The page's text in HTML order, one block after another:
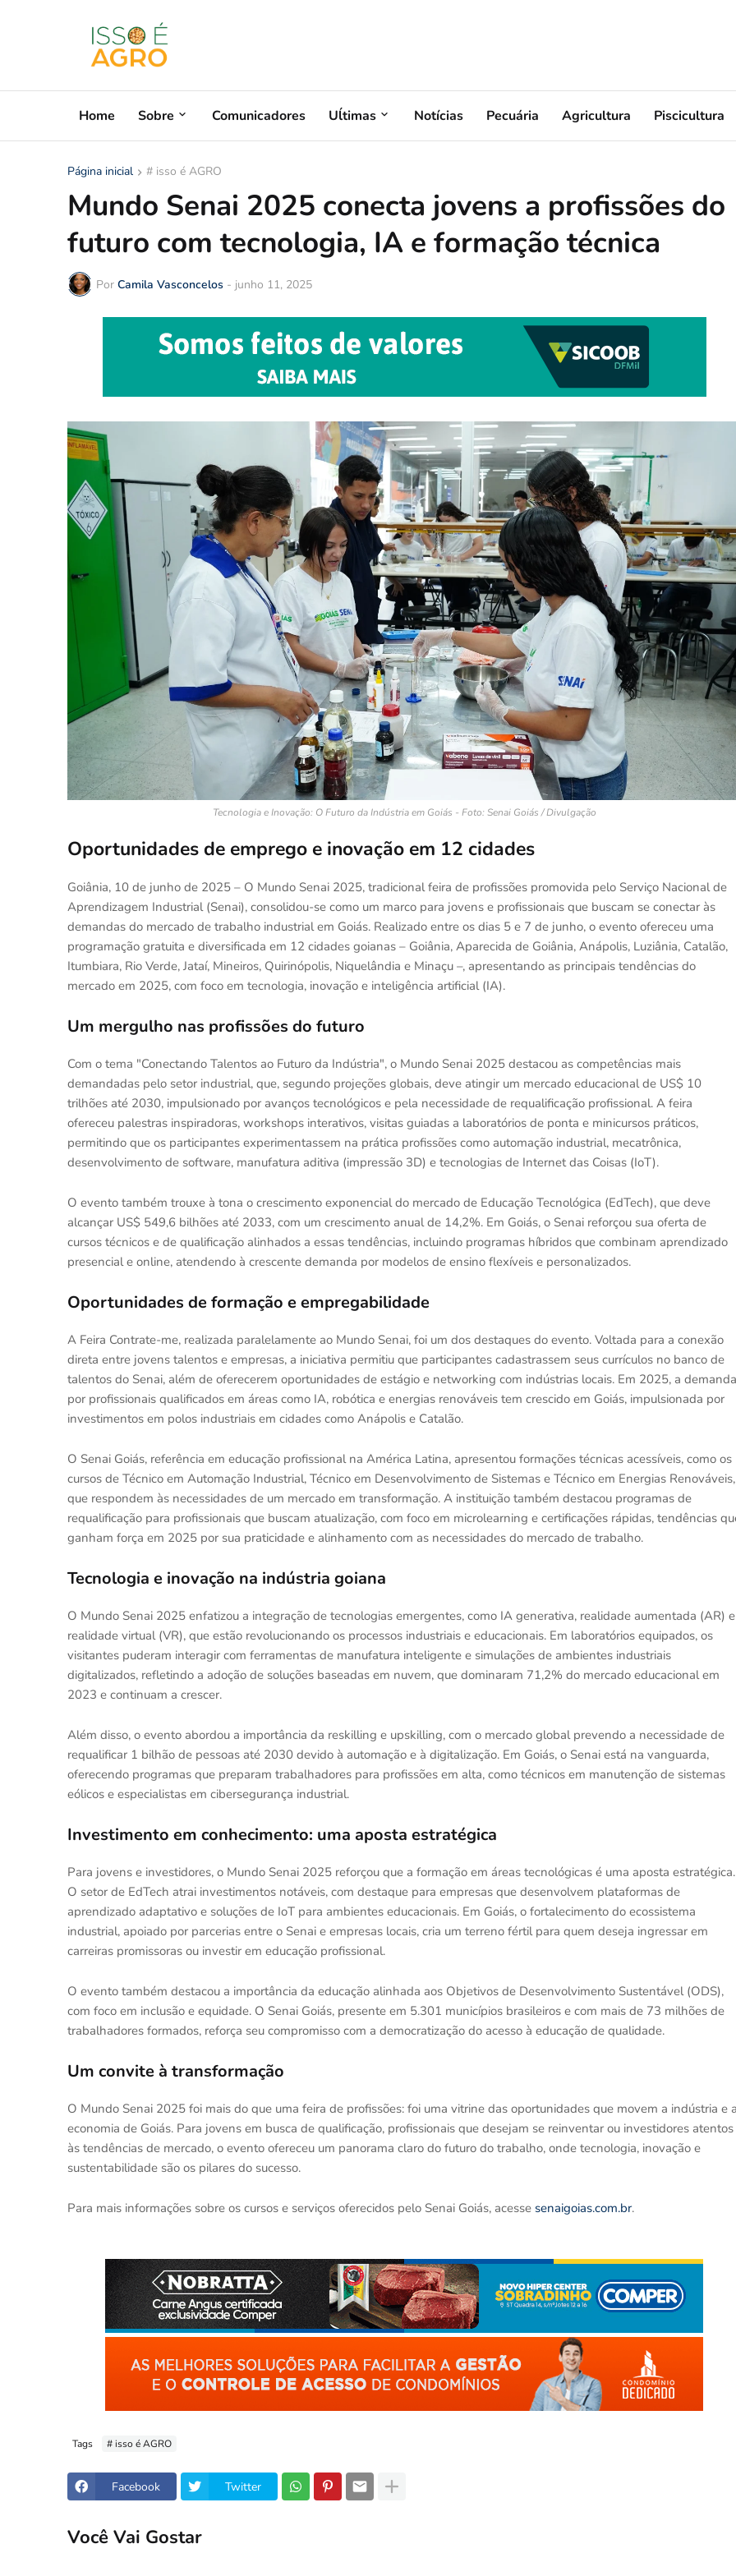
Home Sobre Comunicadores Uĺtimas Notícias Pecuária Agricultura Piscicultura
Página inicial # isso é AGRO
Mundo Senai 2025 conecta jovens a profissões do
futuro com tecnologia, IA e formação técnica
Por Camila Vasconcelos - junho 11, 2025
Tecnologia e Inovação: O Futuro da Indústria em Goiás - Foto: Senai Goiás / Divulgação
Oportunidades de emprego e inovação em 12 cidades
Goiânia, 10 de junho de 2025 – O Mundo Senai 2025, tradicional feira de profissões promovida pelo Serviço Nacional de
Aprendizagem Industrial (Senai), consolidou-se como um marco para jovens e profissionais que buscam se conectar às
demandas do mercado de trabalho industrial em Goiás. Realizado entre os dias 5 e 7 de junho, o evento ofereceu uma
programação gratuita e diversificada em 12 cidades goianas – Goiânia, Aparecida de Goiânia, Anápolis, Luziânia, Catalão,
Itumbiara, Rio Verde, Jataí, Mineiros, Quirinópolis, Niquelândia e Minaçu –, apresentando as principais tendências do
mercado em 2025, com foco em tecnologia, inovação e inteligência artificial (IA).
Um mergulho nas profissões do futuro
Com o tema "Conectando Talentos ao Futuro da Indústria", o Mundo Senai 2025 destacou as competências mais
demandadas pelo setor industrial, que, segundo projeções globais, deve atingir um mercado educacional de US$ 10
trilhões até 2030, impulsionado por avanços tecnológicos e pela necessidade de requalificação profissional. A feira
ofereceu palestras inspiradoras, workshops interativos, visitas guiadas a laboratórios de ponta e minicursos práticos,
permitindo que os participantes experimentassem na prática profissões como automação industrial, mecatrônica,
desenvolvimento de software, manufatura aditiva (impressão 3D) e tecnologias de Internet das Coisas (IoT).
O evento também trouxe à tona o crescimento exponencial do mercado de Educação Tecnológica (EdTech), que deve
alcançar US$ 549,6 bilhões até 2033, com um crescimento anual de 14,2%. Em Goiás, o Senai reforçou sua oferta de
cursos técnicos e de qualificação alinhados a essas tendências, incluindo programas híbridos que combinam aprendizado
presencial e online, atendendo à crescente demanda por modelos de ensino flexíveis e personalizados.
Oportunidades de formação e empregabilidade
A Feira Contrate-me, realizada paralelamente ao Mundo Senai, foi um dos destaques do evento. Voltada para a conexão
direta entre jovens talentos e empresas, a iniciativa permitiu que participantes cadastrassem seus currículos no banco de
talentos do Senai, além de oferecerem oportunidades de estágio e networking com indústrias locais. Em 2025, a demanda
por profissionais qualificados em áreas como IA, robótica e energias renováveis tem crescido em Goiás, impulsionada por
investimentos em polos industriais em cidades como Anápolis e Catalão.
O Senai Goiás, referência em educação profissional na América Latina, apresentou formações técnicas acessíveis, como os
cursos de Técnico em Automação Industrial, Técnico em Desenvolvimento de Sistemas e Técnico em Energias Renováveis,
que respondem às necessidades de um mercado em transformação. A instituição também destacou programas de
requalificação para profissionais que buscam atualização, com foco em microlearning e certificações rápidas, tendências
ganham força em 2025 por sua praticidade e alinhamento com as necessidades do mercado de trabalho.
Tecnologia e inovação na indústria goiana
O Mundo Senai 2025 enfatizou a integração de tecnologias emergentes, como IA generativa, realidade aumentada (AR) e
realidade virtual (VR), que estão revolucionando os processos industriais e educacionais. Em laboratórios equipados, os
visitantes puderam interagir com ferramentas de manufatura inteligente e simulações de ambientes industriais
digitalizados, refletindo a adoção de soluções baseadas em nuvem, que dominaram 71,2% do mercado educacional em
2023 e continuam a crescer.
Além disso, o evento abordou a importância da reskilling e upskilling, com o mercado global prevendo a necessidade de
requalificar 1 bilhão de pessoas até 2030 devido à automação e à digitalização. Em Goiás, o Senai está na vanguarda,
oferecendo programas que preparam trabalhadores para profissões em alta, como técnicos em manutenção de sistemas
eólicos e especialistas em cibersegurança industrial.
Investimento em conhecimento: uma aposta estratégica
Para jovens e investidores, o Mundo Senai 2025 reforçou que a formação em áreas tecnológicas é uma aposta estratégica.
O setor de EdTech atrai investimentos notáveis, com destaque para empresas que desenvolvem plataformas de
aprendizado adaptativo e soluções de IoT para ambientes educacionais. Em Goiás, o fortalecimento do ecossistema
industrial, apoiado por parcerias entre o Senai e empresas locais, cria um terreno fértil para quem deseja ingressar em
carreiras promissoras ou investir em educação profissional.
O evento também destacou a importância da educação alinhada aos Objetivos de Desenvolvimento Sustentável (ODS),
com foco em inclusão e equidade. O Senai Goiás, presente em 5.301 municípios brasileiros e com mais de 73 milhões de
trabalhadores formados, reforça seu compromisso com a democratização do acesso à educação de qualidade.
Um convite à transformação
O Mundo Senai 2025 foi mais do que uma feira de profissões: foi uma vitrine das oportunidades que movem a indústria e
economia de Goiás. Para jovens em busca de qualificação, profissionais que desejam se reinventar ou investidores atentos
às tendências de mercado, o evento ofereceu um panorama claro do futuro do trabalho, onde tecnologia, inovação e
sustentabilidade são os pilares do sucesso.
Para mais informações sobre os cursos e serviços oferecidos pelo Senai Goiás, acesse senaigoias.com.br.
Tags # isso é AGRO
Facebook Twitter
Você Vai Gostar